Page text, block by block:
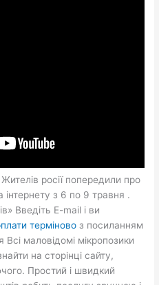
росії попередили про
інтернету з 6 по 9 травня .
Введіть E-mail і ви
терміново з посиланням
маловідомі мікропозики
на сторінці сайту,
Простий і швидкий